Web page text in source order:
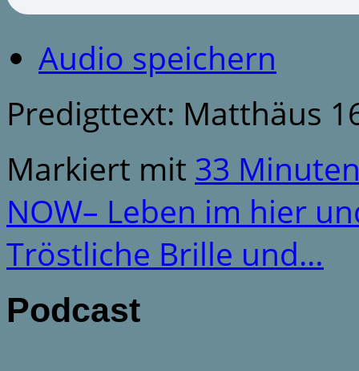
Audio speichern
Predigttext: Matthäus
Markiert mit 33
NOW– Leben im hier
Tröstliche Brille und…
Podcast